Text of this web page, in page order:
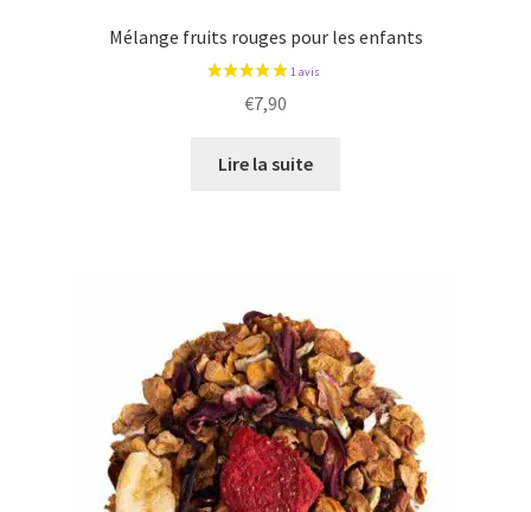
Mélange fruits rouges pour les enfants
€7,90
Lire la suite